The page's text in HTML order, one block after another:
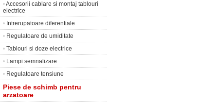
•Accesorii cablare si montaj tablouri
electrice
• Intrerupatoare diferentiale
• Regulatoare de umiditate
• Tablouri si doze electrice
• Lampi semnalizare
• Regulatoare tensiune
Piese de schimb pentru
arzatoare